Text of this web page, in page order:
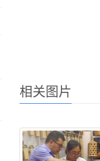
相关图片